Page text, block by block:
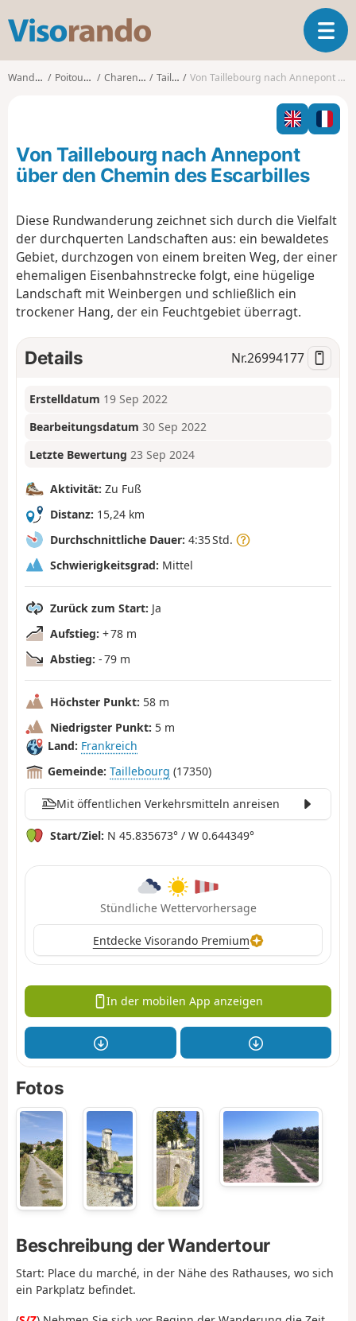
s
o
o
T
o
l
n
a
t
i
Wanderungen Poitou-Charentes Charente-Maritime Taillebourg Von Taillebourg nach Annepont über den Chemin des Escarbilles
Von Taillebourg nach Annepont
über den Chemin des Escarbilles
Diese Rundwanderung zeichnet sich durch die Vielfalt
der durchquerten Landschaften aus: ein bewaldetes
Gebiet, durchzogen von einem breiten Weg, der einer
ehemaligen Eisenbahnstrecke folgt, eine hügelige
Landschaft mit Weinbergen und schließlich ein
trockener Hang, der ein Feuchtgebiet überragt.
Details Nr.26994177
Erstelldatum 19 Sep 2022
Bearbeitungsdatum 30 Sep 2022
Letzte Bewertung 23 Sep 2024
Aktivität: Zu Fuß
Distanz: 15,24 km
Durchschnittliche Dauer: 4:35 Std.
Schwierigkeitsgrad: Mittel
Zurück zum Start: Ja
Aufstieg: + 78 m
Abstieg: - 79 m
Höchster Punkt: 58 m
Niedrigster Punkt: 5 m
Land: Frankreich
Gemeinde: Taillebourg (17350)
Mit öffentlichen Verkehrsmitteln anreisen
Start/Ziel: N 45.835673° / W 0.644349°
Stündliche Wettervorhersage
Entdecke Visorando Premium
In der mobilen App anzeigen
Fotos
Beschreibung der Wandertour
Start: Place du marché, in der Nähe des Rathauses, wo sich
ein Parkplatz befindet.